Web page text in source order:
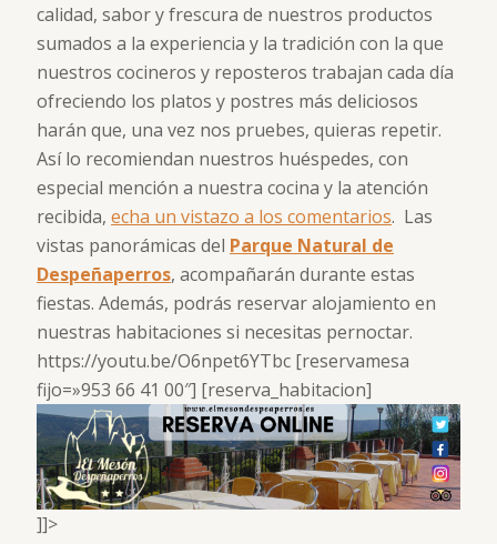
calidad, sabor y frescura de nuestros productos
sumados a la experiencia y la tradición con la que
nuestros cocineros y reposteros trabajan cada día
ofreciendo los platos y postres más deliciosos
harán que, una vez nos pruebes, quieras repetir.
Así lo recomiendan nuestros huéspedes, con
especial mención a nuestra cocina y la atención
recibida, echa un vistazo a los comentarios. Las
vistas panorámicas del Parque Natural de
Despeñaperros, acompañarán durante estas
fiestas. Además, podrás reservar alojamiento en
nuestras habitaciones si necesitas pernoctar.
https://youtu.be/O6npet6YTbc [reservamesa
fijo=»953 66 41 00″] [reserva_habitacion]
]]>